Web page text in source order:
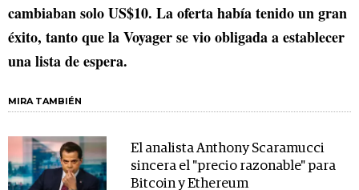
cambiaban solo US$10. La oferta había tenido un gran
éxito, tanto que la Voyager se vio obligada a establecer
una lista de espera.
MIRA TAMBIÉN
El analista Anthony Scaramucci
sincera el "precio razonable" para
Bitcoin y Ethereum